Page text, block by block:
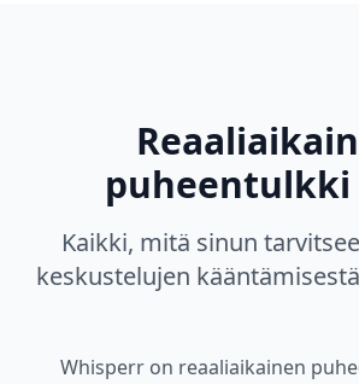
puheentulkki
Kaikki, mitä sinun
keskustelujen
Whisperr on reaaliaikainen